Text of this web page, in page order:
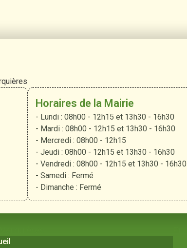
Horaires de la Mairie
- Lundi : 08h00 - 12h15 et 13h30 - 16h30
- Mardi : 08h00 - 12h15 et 13h30 - 16h30
- Mercredi : 08h00 - 12h15
- Jeudi : 08h00 - 12h15 et 13h30 - 16h30
- Vendredi : 08h00 - 12h15 et 13h30 - 16h30
- Samedi : Fermé
- Dimanche : Fermé